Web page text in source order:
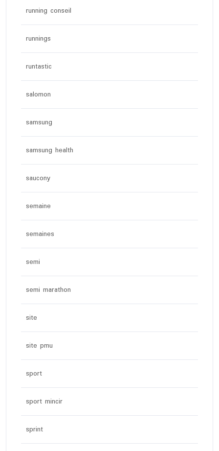
running conseil
runnings
runtastic
salomon
samsung
samsung health
saucony
semaine
semaines
semi
semi marathon
site
site pmu
sport
sport mincir
sprint